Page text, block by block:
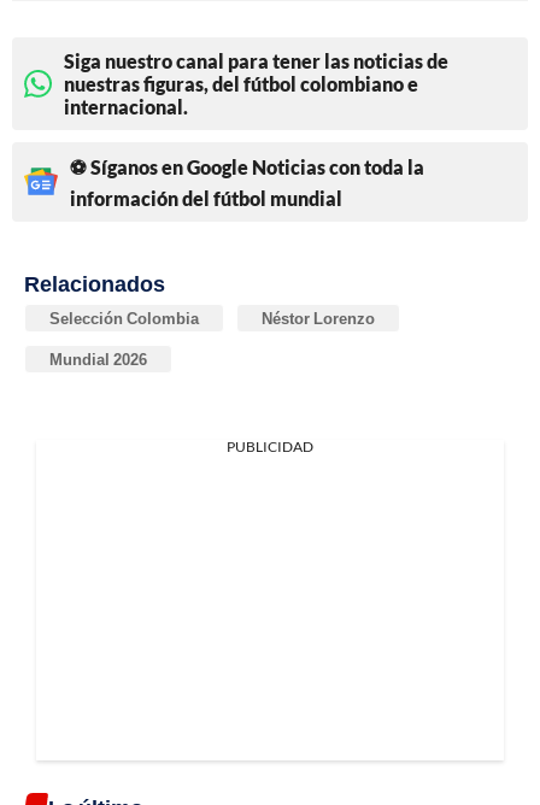
Siga nuestro canal para tener las noticias de
nuestras figuras, del fútbol colombiano e
internacional.
⚽ Síganos en Google Noticias con toda la
información del fútbol mundial
Relacionados
Selección Colombia Néstor Lorenzo
Mundial 2026
PUBLICIDAD